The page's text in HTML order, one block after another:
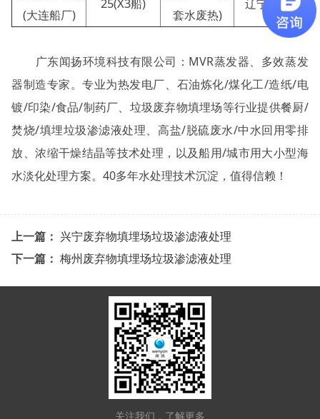
(大连船厂)
套水废热)
广东闻扬环境科技有限公司：MVR蒸发器、多效蒸发
器制造专家。专业为热发电厂、石油炼化/煤化工/造纸/电
镀/印染/食品/制药厂、垃圾废弃物填埋场等行业提供餐厨/
焚烧/填埋垃圾渗滤液处理、高盐/脱硫废水/中水回用零排
放、浓缩干燥结晶等技术处理，以及船用/城市用大小型海
水淡化处理方案。40多年水处理技术沉淀，值得信赖！
上一篇： 兴宁废弃物填埋场垃圾渗滤液处理
下一篇： 梅州废弃物填埋场垃圾渗滤液处理
关注我们，了解更多